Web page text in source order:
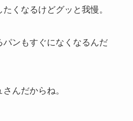
くなるけどグッと我慢。
パンもすぐになくなるんだ
んだからね。